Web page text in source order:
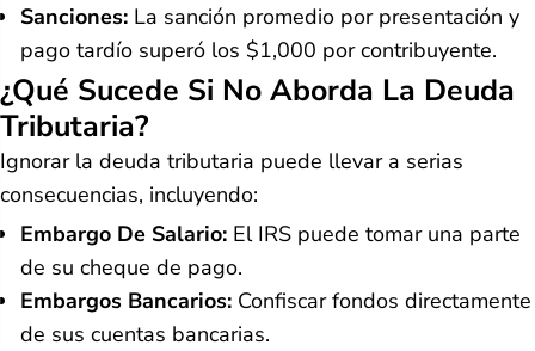
Sanciones: La sanción promedio por presentación y
pago tardío superó los $1,000 por contribuyente.
¿Qué Sucede Si No Aborda La Deuda
Tributaria?
Ignorar la deuda tributaria puede llevar a serias
consecuencias, incluyendo:
Embargo De Salario: El IRS puede tomar una parte
de su cheque de pago.
Embargos Bancarios: Confiscar fondos directamente
de sus cuentas bancarias.